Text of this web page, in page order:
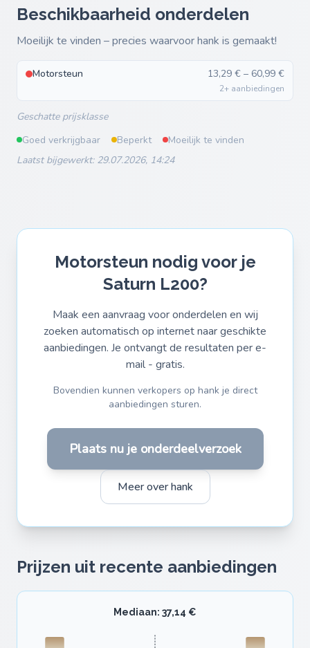
Beschikbaarheid onderdelen
Moeilijk te vinden – precies waarvoor hank is gemaakt!
Motorsteun 13,29 € – 60,99 €
2+ aanbiedingen
Geschatte prijsklasse
Goed verkrijgbaar
Beperkt
Moeilijk te vinden
Laatst bijgewerkt: 29.07.2026, 14:24
Motorsteun nodig voor je
Saturn L200?
Maak een aanvraag voor onderdelen en wij
zoeken automatisch op internet naar geschikte
aanbiedingen. Je ontvangt de resultaten per e-
mail - gratis.
Bovendien kunnen verkopers op hank je direct
aanbiedingen sturen.
Plaats nu je onderdeelverzoek
Meer over hank
Prijzen uit recente aanbiedingen
Mediaan: 37,14 €